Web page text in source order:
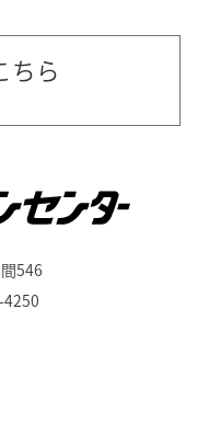
ちら
546
4250